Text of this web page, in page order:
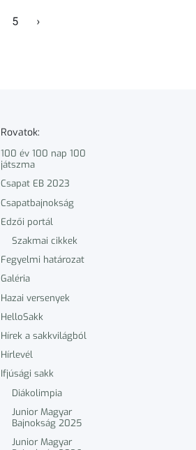
5 ›
Rovatok:
100 év 100 nap 100
játszma
Csapat EB 2023
Csapatbajnokság
Edzői portál
Szakmai cikkek
Fegyelmi határozat
Galéria
Hazai versenyek
HelloSakk
Hírek a sakkvilágból
Hírlevél
Ifjúsági sakk
Diákolimpia
Junior Magyar
Bajnokság 2025
Junior Magyar